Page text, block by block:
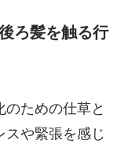
ろ髪を触る行
ための仕草と
スや緊張を感じ